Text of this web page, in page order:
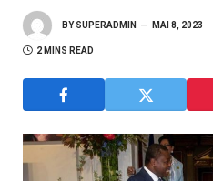
BY SUPERADMIN MAI 8, 2023
2 MINS READ